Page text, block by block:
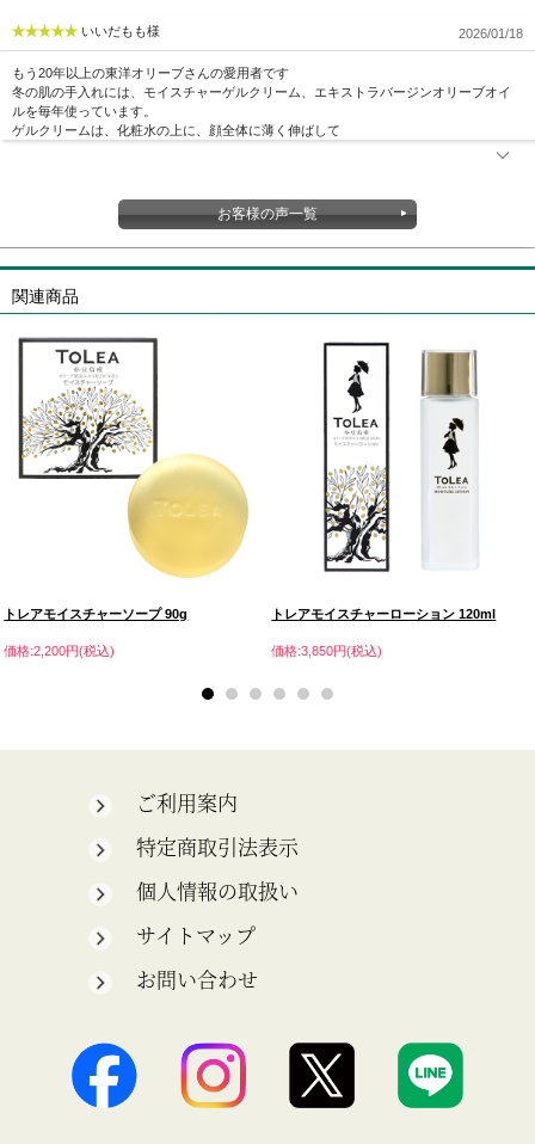
いいだもも様 2026/01/18
もう20年以上の東洋オリーブさんの愛用者です
冬の肌の手入れには、モイスチャーゲルクリーム、エキストラバージンオリーブオイ
ルを毎年使っています。
ゲルクリームは、化粧水の上に、顔全体に薄く伸ばして
お客様の声一覧
関連商品
トレアモイスチャーソープ 90g
価格:2,200円(税込)
トレアモイスチャーローション 120ml
価格:3,850円(税込)
ご利用案内
特定商取引法表示
個人情報の取扱い
サイトマップ
お問い合わせ